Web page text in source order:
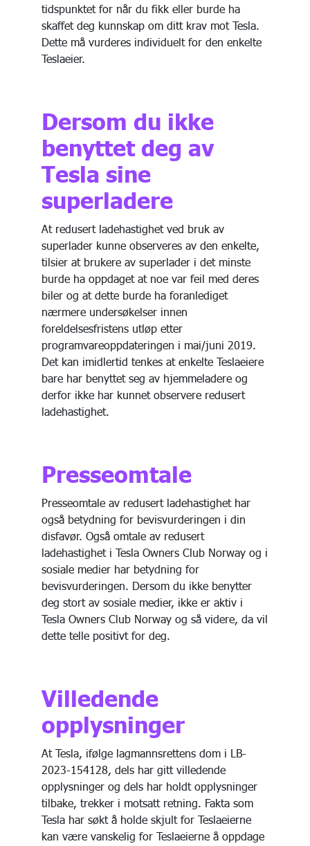
tidspunktet for når du fikk eller burde ha
skaffet deg kunnskap om ditt krav mot Tesla.
Dette må vurderes individuelt for den enkelte
Teslaeier.
Dersom du ikke
benyttet deg av
Tesla sine
superladere
At redusert ladehastighet ved bruk av
superlader kunne observeres av den enkelte,
tilsier at brukere av superlader i det minste
burde ha oppdaget at noe var feil med deres
biler og at dette burde ha foranlediget
nærmere undersøkelser innen
foreldelsesfristens utløp etter
programvareoppdateringen i mai/juni 2019.
Det kan imidlertid tenkes at enkelte Teslaeiere
bare har benyttet seg av hjemmeladere og
derfor ikke har kunnet observere redusert
ladehastighet.
Presseomtale
Presseomtale av redusert ladehastighet har
også betydning for bevisvurderingen i din
disfavør. Også omtale av redusert
ladehastighet i Tesla Owners Club Norway og i
sosiale medier har betydning for
bevisvurderingen. Dersom du ikke benytter
deg stort av sosiale medier, ikke er aktiv i
Tesla Owners Club Norway og så videre, da vil
dette telle positivt for deg.
Villedende
opplysninger
At Tesla, ifølge lagmannsrettens dom i LB-
2023-154128, dels har gitt villedende
opplysninger og dels har holdt opplysninger
tilbake, trekker i motsatt retning. Fakta som
Tesla har søkt å holde skjult for Teslaeierne
kan være vanskelig for Teslaeierne å oppdage